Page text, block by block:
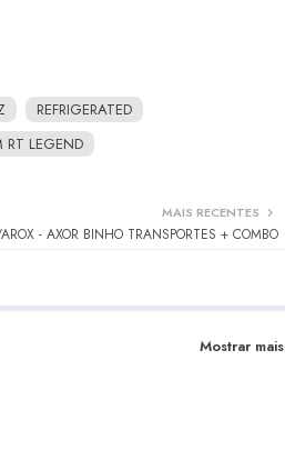
REFRIGERATED
RT LEGEND
MAIS RECENTES
- AXOR BINHO TRANSPORTES + COMBO
Mostrar mais